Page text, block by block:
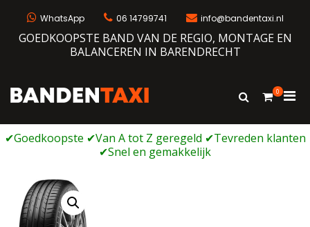
WhatsApp 06 14799741 info@bandentaxi.nl
GOEDKOOPSTE BAND VAN DE REGIO, MONTAGE EN
BALANCEREN IN BARENDRECHT
Bandengarage met eigen webshop
Toon
0
voor